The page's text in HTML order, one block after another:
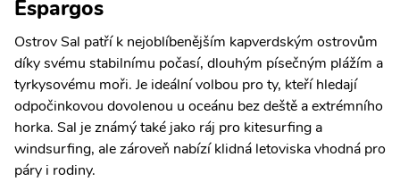
Espargos
Ostrov Sal patří k nejoblíbenějším kapverdským ostrovům
díky svému stabilnímu počasí, dlouhým písečným plážím a
tyrkysovému moři. Je ideální volbou pro ty, kteří hledají
odpočinkovou dovolenou u oceánu bez deště a extrémního
horka. Sal je známý také jako ráj pro kitesurfing a
windsurfing, ale zároveň nabízí klidná letoviska vhodná pro
páry i rodiny.